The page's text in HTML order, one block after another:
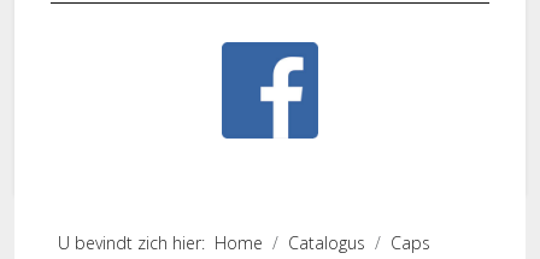
U bevindt zich hier: Home Catalogus Caps